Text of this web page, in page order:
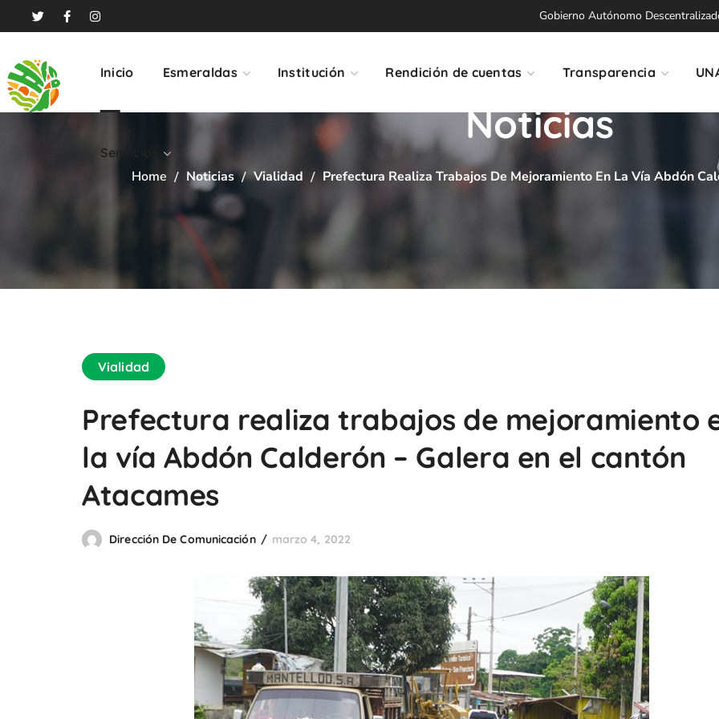
Gobierno Autónomo
Inicio Esmeraldas Institución Rendición de cuentas Transparencia
Servicios
Noticias
Home Noticias Vialidad Prefectura Realiza Trabajos De Mejoramiento En La Vía Abdón
Vialidad
Prefectura realiza trabajos de mejoramiento
la vía Abdón Calderón – Galera en el cantón
Atacames
Dirección De Comunicación marzo 4, 2022